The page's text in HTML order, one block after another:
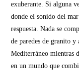
exuberante. Si alguna
donde el sonido del
respuesta. Nada se
de paredes de granito y
Mediterráneo mientras
en un mundo que